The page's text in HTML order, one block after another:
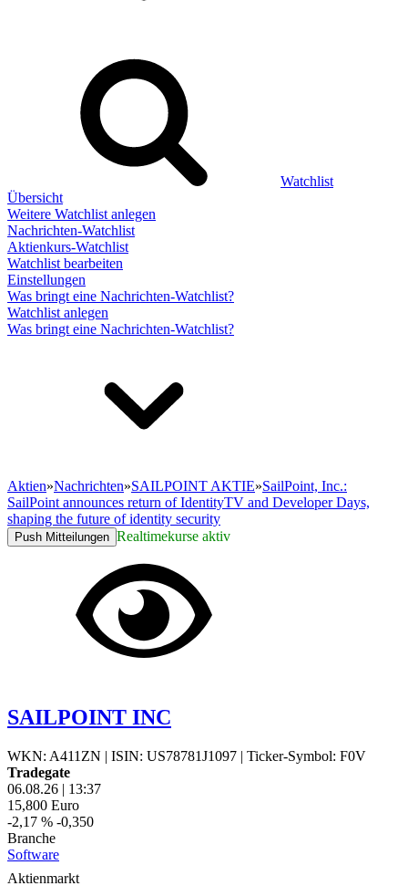
Watchlist
Übersicht
Weitere Watchlist anlegen
Nachrichten-Watchlist
Aktienkurs-Watchlist
Watchlist bearbeiten
Einstellungen
Was bringt eine Nachrichten-Watchlist?
Watchlist anlegen
Was bringt eine Nachrichten-Watchlist?
Aktien»Nachrichten»SAILPOINT AKTIE»SailPoint, Inc.:
SailPoint announces return of IdentityTV and Developer Days,
shaping the future of identity security
Push Mitteilungen Realtimekurse aktiv
SAILPOINT INC
WKN: A411ZN | ISIN: US78781J1097 | Ticker-Symbol: F0V
Tradegate
06.08.26 | 13:37
15,800 Euro
-2,17 % -0,350
Branche
Software
Aktienmarkt